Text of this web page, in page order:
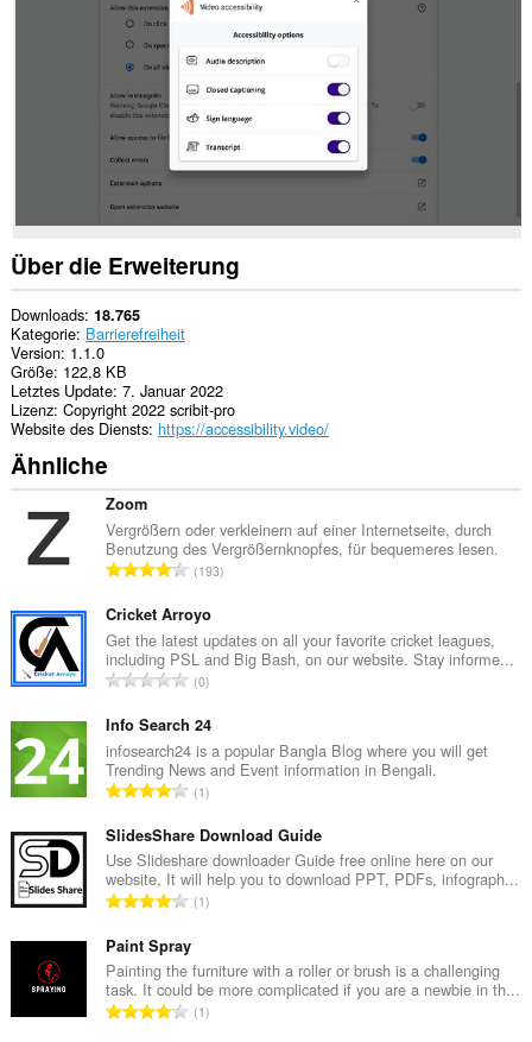
zugreifen.
Diese
Erweiterung
kann
auf
Ihre
Tabs
und
Browseraktivitäten
zugreifen.
Über die Erweiterung
Downloads 18.765
Kategorie Barrierefreiheit
Version 1.1.0
Größe 122,8 KB
Letztes Update 7. Januar 2022
Lizenz Copyright 2022 scribit-pro
Website des Diensts https://accessibility.video/
Ähnliche
Zoom
Vergrößern oder verkleinern auf einer Internetseite, durch
Benutzung des Vergrößernknopfes, für bequemeres lesen.
G
s
a
m
t
B
e
w
e
r
t
u
n
e
n
:
193
Cricket Arroyo
Get the latest updates on all your favorite cricket leagues,
including PSL and Big Bash, on our website. Stay informe...
G
s
a
m
t
B
e
w
e
r
t
u
n
0
Info Search 24
infosearch24 is a popular Bangla Blog where you will get
Trending News and Event information in Bengali.
G
s
a
m
t
B
e
w
e
1
SlidesShare Download Guide
Use Slideshare downloader Guide free online here on our
website, It will help you to download PPT, PDFs, infograph...
G
s
a
m
t
1
Paint Spray
Painting the furniture with a roller or brush is a challenging
task. It could be more complicated if you are a newbie in th...
G1